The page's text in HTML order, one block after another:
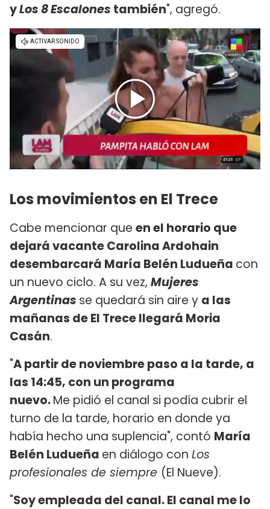
yLos 8 Escalones también", agregó.
Los movimientos en El Trece
Cabe mencionar que en el horario que
dejará vacante Carolina Ardohain
desembarcará María Belén Ludueña con
un nuevo ciclo. A su vez, Mujeres
Argentinas se quedará sin aire y a las
mañanas de El Trece llegará Moria
Casán.
"A partir de noviembre paso a la tarde, a
las 14:45, con un programa
nuevo.Me pidió el canal si podía cubrir el
turno de la tarde, horario en donde ya
había hecho una suplencia", contó María
Belén Ludueña en diálogo con Los
profesionales de siempre (El Nueve).
"Soy empleada del canal. El canal me lo